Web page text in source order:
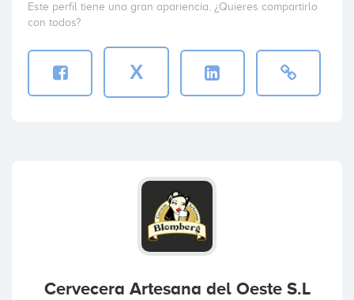
Este perfil tiene una gran apariencia. ¿Quieres compartirlo
con todos?
X
Cervecera Artesana del Oeste S.L